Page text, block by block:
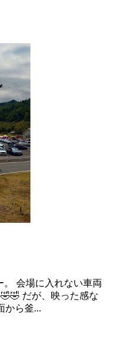
会場に入れない車両
だが、映った感な
から釜...